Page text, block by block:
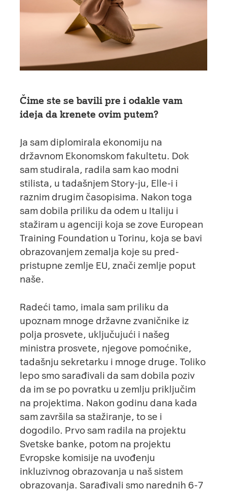
Čime ste se bavili pre i odakle vam
ideja da krenete ovim putem?
Ja sam diplomirala ekonomiju na
državnom Ekonomskom fakultetu. Dok
sam studirala, radila sam kao modni
stilista, u tadašnjem Story-ju, Elle-i i
raznim drugim časopisima. Nakon toga
sam dobila priliku da odem u Italiju i
stažiram u agenciji koja se zove European
Training Foundation u Torinu, koja se bavi
obrazovanjem zemalja koje su pred-
pristupne zemlje EU, znači zemlje poput
naše.
Radeći tamo, imala sam priliku da
upoznam mnoge državne zvaničnike iz
polja prosvete, uključujući i našeg
ministra prosvete, njegove pomoćnike,
tadašnju sekretarku i mnoge druge. Toliko
lepo smo sarađivali da sam dobila poziv
da im se po povratku u zemlju priključim
na projektima. Nakon godinu dana kada
sam završila sa stažiranje, to se i
dogodilo. Prvo sam radila na projektu
Svetske banke, potom na projektu
Evropske komisije na uvođenju
inkluzivnog obrazovanja u naš sistem
obrazovanja. Sarađivali smo narednih 6-7